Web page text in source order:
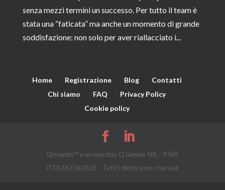
senza mezzi termini un successo. Per tutto il team è
stata una “faticata” ma anche un momento di grande
soddisfazione: non solo per aver riallacciato i...
Home Registrazione Blog
Contatti
Chi siamo
FAQ
Privacy Policy
Cookie policy
Qricambi™ è un marchio Q Genius SRL - P.IVA
IT01762360335 - Tutti i diritti sono riservati